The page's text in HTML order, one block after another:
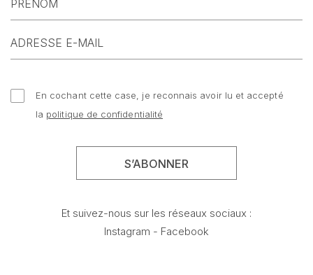
En cochant cette case, je reconnais avoir lu et accepté
la politique de confidentialité
Et suivez-nous sur les réseaux sociaux :
Instagram - Facebook